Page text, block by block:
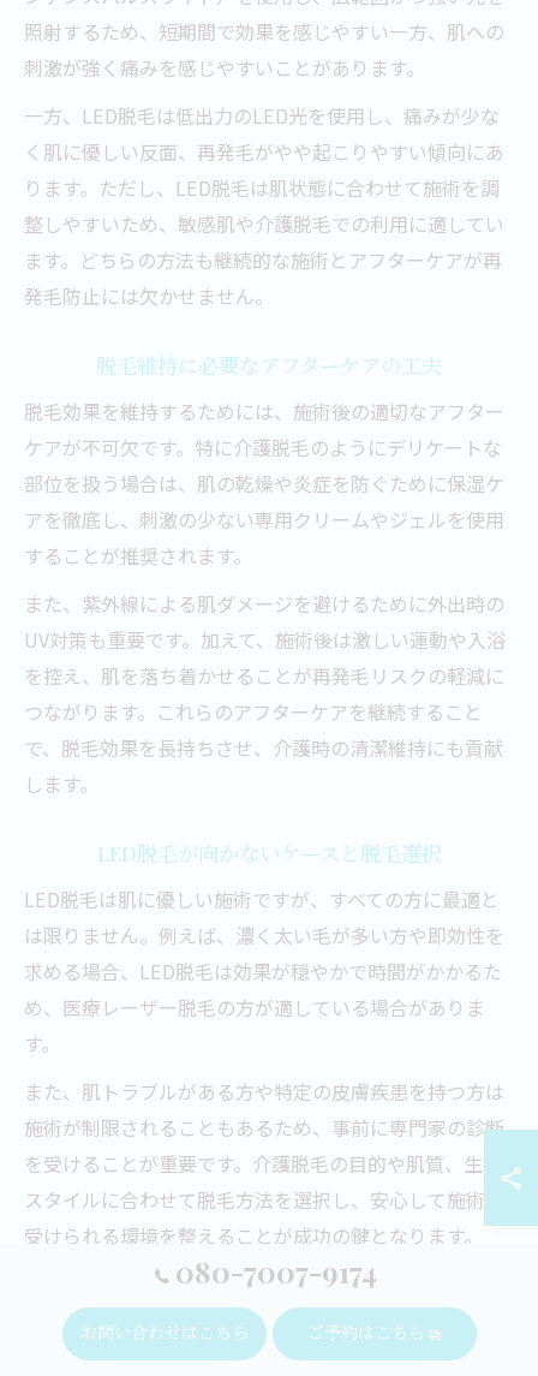
照射するため、短期間で効果を感じやすい一方、肌への
刺激が強く痛みを感じやすいことがあります。
一方、LED脱毛は低出力のLED光を使用し、痛みが少な
く肌に優しい反面、再発毛がやや起こりやすい傾向にあ
ります。ただし、LED脱毛は肌状態に合わせて施術を調
整しやすいため、敏感肌や介護脱毛での利用に適してい
ます。どちらの方法も継続的な施術とアフターケアが再
発毛防止には欠かせません。
脱毛維持に必要なアフターケアの工夫
脱毛効果を維持するためには、施術後の適切なアフター
ケアが不可欠です。特に介護脱毛のようにデリケートな
部位を扱う場合は、肌の乾燥や炎症を防ぐために保湿ケ
アを徹底し、刺激の少ない専用クリームやジェルを使用
することが推奨されます。
また、紫外線による肌ダメージを避けるために外出時の
UV対策も重要です。加えて、施術後は激しい運動や入浴
を控え、肌を落ち着かせることが再発毛リスクの軽減に
つながります。これらのアフターケアを継続すること
で、脱毛効果を長持ちさせ、介護時の清潔維持にも貢献
します。
LED脱毛が向かないケースと脱毛選択
LED脱毛は肌に優しい施術ですが、すべての方に最適と
は限りません。例えば、濃く太い毛が多い方や即効性を
求める場合、LED脱毛は効果が穏やかで時間がかかるた
め、医療レーザー脱毛の方が適している場合がありま
す。
また、肌トラブルがある方や特定の皮膚疾患を持つ方は
施術が制限されることもあるため、事前に専門家の診断
を受けることが重要です。介護脱毛の目的や肌質、生活
スタイルに合わせて脱毛方法を選択し、安心して施術を
受けられる環境を整えることが成功の鍵となります。
080-7007-9174
お問い合わせはこちら ご予約はこちら